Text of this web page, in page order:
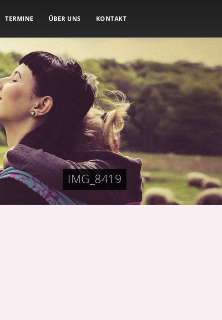
TERMINE ÜBER UNS KONTAKT
IMG_8419